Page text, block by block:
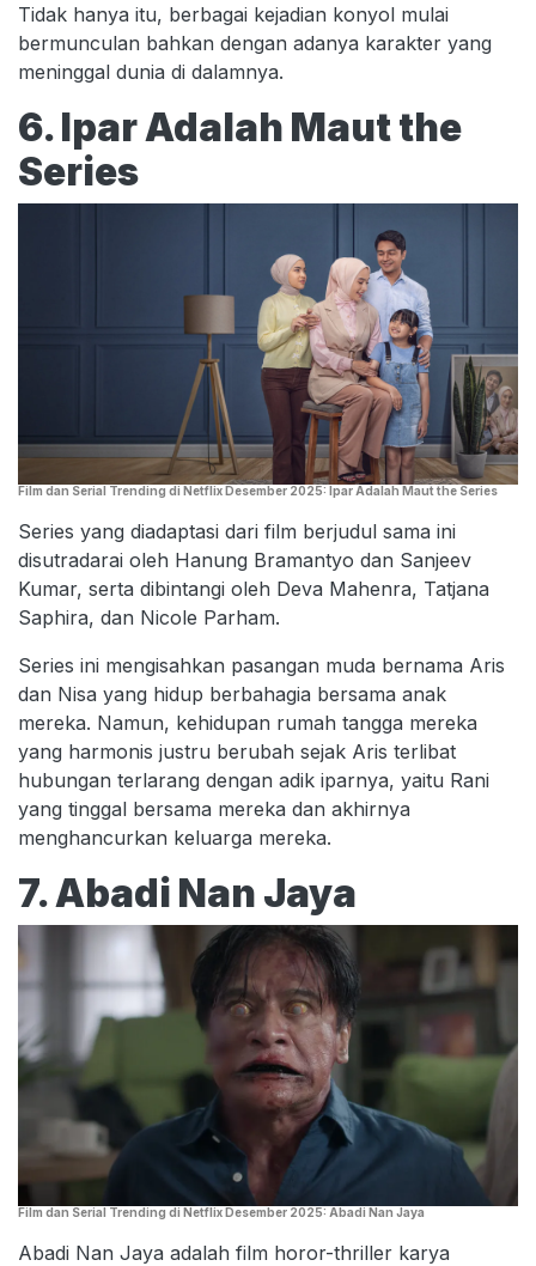
Tidak hanya itu, berbagai kejadian konyol mulai
bermunculan bahkan dengan adanya karakter yang
meninggal dunia di dalamnya.
6. Ipar Adalah Maut the
Series
Film dan Serial Trending di Netflix Desember 2025: Ipar Adalah Maut the Series
Series yang diadaptasi dari film berjudul sama ini
disutradarai oleh Hanung Bramantyo dan Sanjeev
Kumar, serta dibintangi oleh Deva Mahenra, Tatjana
Saphira, dan Nicole Parham.
Series ini mengisahkan pasangan muda bernama Aris
dan Nisa yang hidup berbahagia bersama anak
mereka. Namun, kehidupan rumah tangga mereka
yang harmonis justru berubah sejak Aris terlibat
hubungan terlarang dengan adik iparnya, yaitu Rani
yang tinggal bersama mereka dan akhirnya
menghancurkan keluarga mereka.
7. Abadi Nan Jaya
Film dan Serial Trending di Netflix Desember 2025: Abadi Nan Jaya
Abadi Nan Jaya adalah film horor-thriller karya